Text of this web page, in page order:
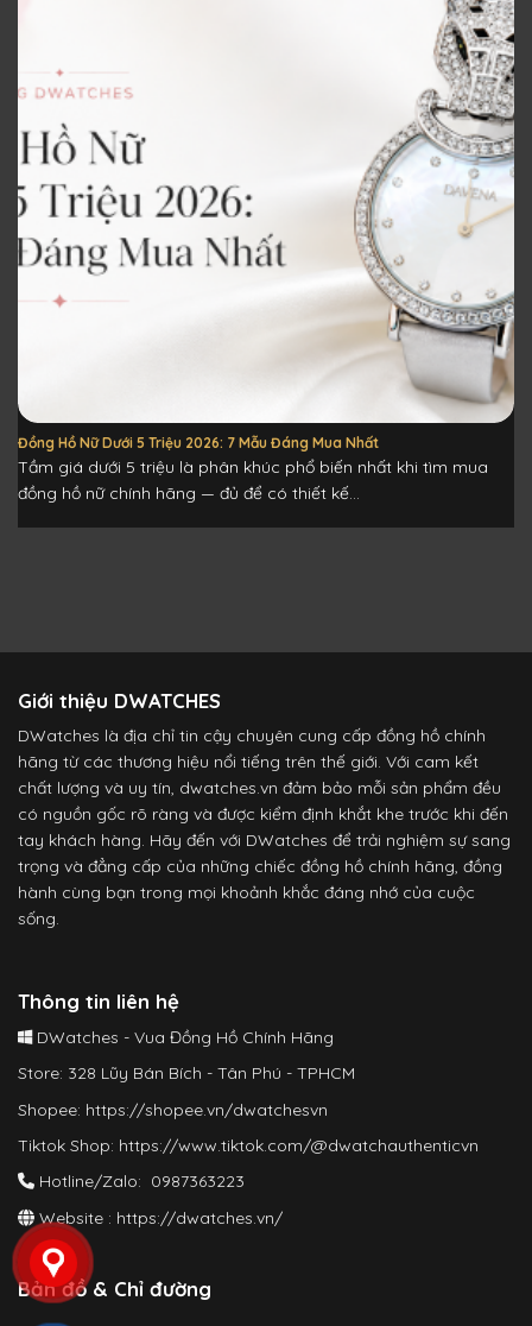
Đồng Hồ Nữ Dưới 5 Triệu 2026: 7 Mẫu Đáng Mua Nhất
Tầm giá dưới 5 triệu là phân khúc phổ biến nhất khi tìm mua
đồng hồ nữ chính hãng — đủ để có thiết kế...
Giới thiệu DWATCHES
DWatches là địa chỉ tin cậy chuyên cung cấp đồng hồ chính
hãng từ các thương hiệu nổi tiếng trên thế giới. Với cam kết
chất lượng và uy tín, dwatches.vn đảm bảo mỗi sản phẩm đều
có nguồn gốc rõ ràng và được kiểm định khắt khe trước khi đến
tay khách hàng. Hãy đến với DWatches để trải nghiệm sự sang
trọng và đẳng cấp của những chiếc đồng hồ chính hãng, đồng
hành cùng bạn trong mọi khoảnh khắc đáng nhớ của cuộc
sống.
Thông tin liên hệ
DWatches - Vua Đồng Hồ Chính Hãng
Store: 328 Lũy Bán Bích - Tân Phú - TPHCM
Shopee: https://shopee.vn/dwatchesvn
Tiktok Shop: https://www.tiktok.com/@dwatchauthenticvn
Hotline/Zalo: 0987363223
Website : https://dwatches.vn/
Bản đồ & Chỉ đường